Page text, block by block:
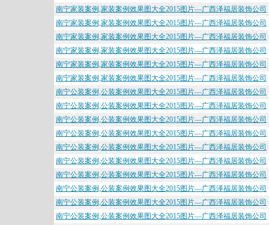
南宁家装案例,家装案例效果图大全2015图片—广西泽福居装饰公司
南宁家装案例,家装案例效果图大全2015图片—广西泽福居装饰公司
南宁家装案例,家装案例效果图大全2015图片—广西泽福居装饰公司
南宁家装案例,家装案例效果图大全2015图片—广西泽福居装饰公司
南宁家装案例,家装案例效果图大全2015图片—广西泽福居装饰公司
南宁家装案例,家装案例效果图大全2015图片—广西泽福居装饰公司
南宁公装案例,公装案例效果图大全2015图片—广西泽福居装饰公司
南宁公装案例,公装案例效果图大全2015图片—广西泽福居装饰公司
南宁公装案例,公装案例效果图大全2015图片—广西泽福居装饰公司
南宁公装案例,公装案例效果图大全2015图片—广西泽福居装饰公司
南宁公装案例,公装案例效果图大全2015图片—广西泽福居装饰公司
南宁公装案例,公装案例效果图大全2015图片—广西泽福居装饰公司
南宁公装案例,公装案例效果图大全2015图片—广西泽福居装饰公司
南宁公装案例,公装案例效果图大全2015图片—广西泽福居装饰公司
南宁公装案例,公装案例效果图大全2015图片—广西泽福居装饰公司
南宁公装案例,公装案例效果图大全2015图片—广西泽福居装饰公司